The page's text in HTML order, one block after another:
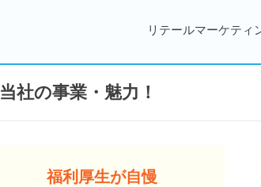
リテールマーケティ
当社の事業・魅力！
福利厚生が自慢